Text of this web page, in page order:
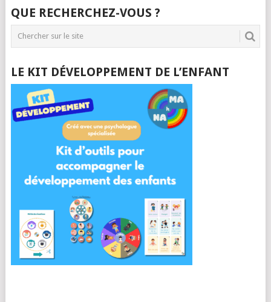
QUE RECHERCHEZ-VOUS ?
LE KIT DÉVELOPPEMENT DE L’ENFANT